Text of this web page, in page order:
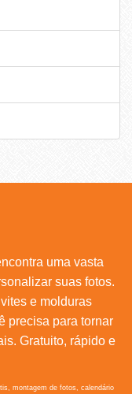
uma vasta
suas fotos.
e molduras
precisa para tornar
Gratuito, rápido e
montagem de fotos, calendário